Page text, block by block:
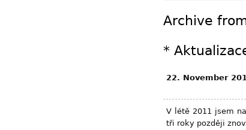
Archive
*
22. November
V létě 2011 jsem
tři roky později